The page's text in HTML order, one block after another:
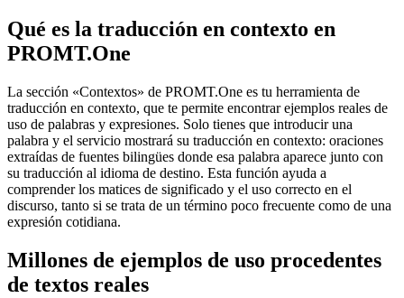
Qué es la traducción en contexto en
PROMT.One
La sección «Contextos» de PROMT.One es tu herramienta de
traducción en contexto, que te permite encontrar ejemplos reales de
uso de palabras y expresiones. Solo tienes que introducir una
palabra y el servicio mostrará su traducción en contexto: oraciones
extraídas de fuentes bilingües donde esa palabra aparece junto con
su traducción al idioma de destino. Esta función ayuda a
comprender los matices de significado y el uso correcto en el
discurso, tanto si se trata de un término poco frecuente como de una
expresión cotidiana.
Millones de ejemplos de uso procedentes
de textos reales